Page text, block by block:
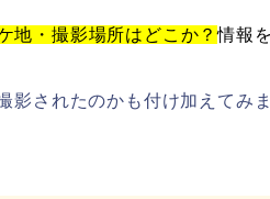
地・撮影場所はどこか？情報
影されたのかも付け加えてみま